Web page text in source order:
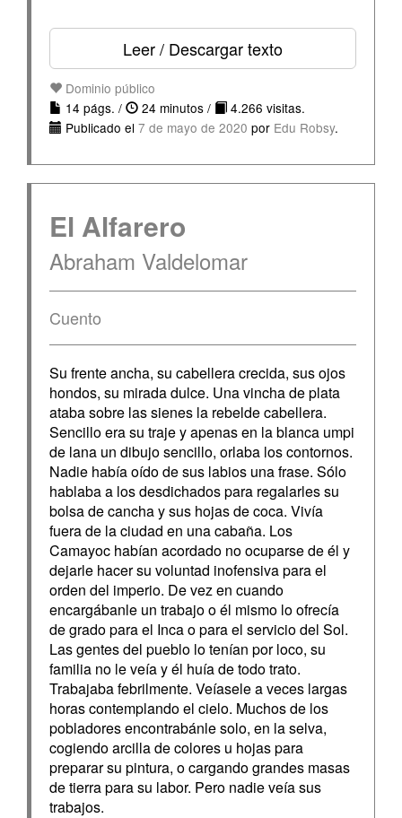
Leer / Descargar texto
Dominio público
14 págs. /
24 minutos /
4.266 visitas.
Publicado el 7 de mayo de 2020 por Edu Robsy.
El Alfarero
Abraham Valdelomar
Cuento
Su frente ancha, su cabellera crecida, sus ojos
hondos, su mirada dulce. Una vincha de plata
ataba sobre las sienes la rebelde cabellera.
Sencillo era su traje y apenas en la blanca umpi
de lana un dibujo sencillo, orlaba los contornos.
Nadie había oído de sus labios una frase. Sólo
hablaba a los desdichados para regalarles su
bolsa de cancha y sus hojas de coca. Vivía
fuera de la ciudad en una cabaña. Los
Camayoc habían acordado no ocuparse de él y
dejarle hacer su voluntad inofensiva para el
orden del imperio. De vez en cuando
encargábanle un trabajo o él mismo lo ofrecía
de grado para el Inca o para el servicio del Sol.
Las gentes del pueblo lo tenían por loco, su
familia no le veía y él huía de todo trato.
Trabajaba febrilmente. Veíasele a veces largas
horas contemplando el cielo. Muchos de los
pobladores encontrabánle solo, en la selva,
cogiendo arcilla de colores u hojas para
preparar su pintura, o cargando grandes masas
de tierra para su labor. Pero nadie veía sus
trabajos.